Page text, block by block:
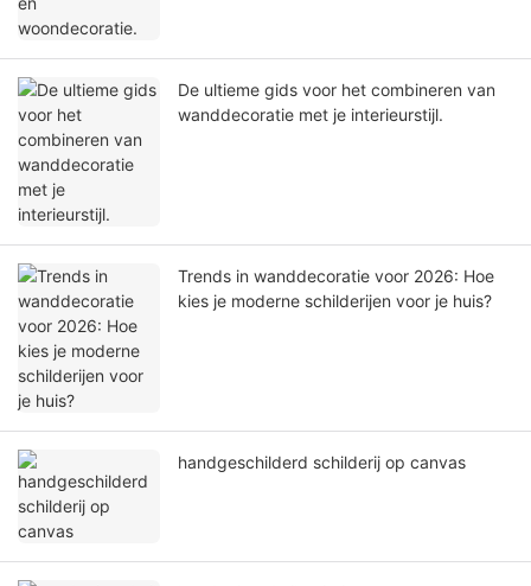
De ultieme gids voor het combineren van
wanddecoratie met je interieurstijl.
Trends in wanddecoratie voor 2026: Hoe
kies je moderne schilderijen voor je huis?
handgeschilderd schilderij op canvas